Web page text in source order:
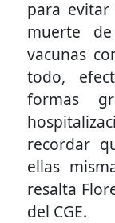
para evitar
muerte
vacunas
todo,
formas
recordar
ellas
resalta
del CGE.